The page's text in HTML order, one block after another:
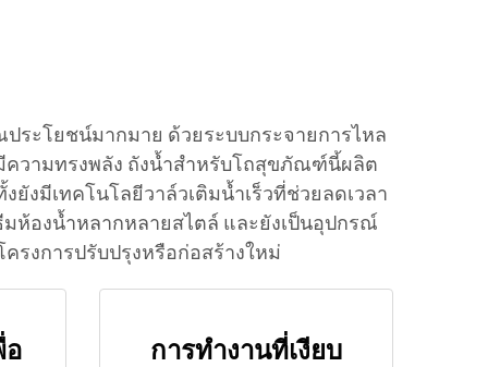
ะโยชน์มากมาย ด้วยระบบกระจายการไหล
ความทรงพลัง ถังน้ำสำหรับโถสุขภัณฑ์นี้ผลิต
งมีเทคโนโลยีวาล์วเติมน้ำเร็วที่ช่วยลดเวลา
มห้องน้ำหลากหลายสไตล์ และยังเป็นอุปกรณ์
รงการปรับปรุงหรือก่อสร้างใหม่
อ การทำงานที่เงียบ